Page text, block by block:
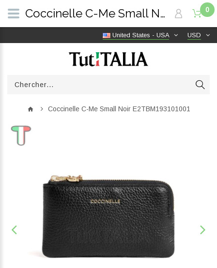
USD
United States - USA
0
Coccinelle C-Me Small Noir E2TBM193101001
Coccinelle C-Me Small Noir E2TBM193101001 | TutITALIA